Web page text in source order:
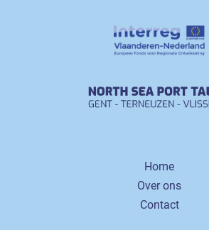
Home
Over ons
Contact